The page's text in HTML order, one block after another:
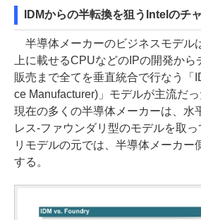
IDMからの半転換を狙うIntelのチ
半導体メーカーのビジネスモデル
上に載せるCPUなどのIPの開発から
販売まで全てを垂直統合で行なう「
ce Manufacturer)」モデルが主流だっ
現在の多くの半導体メーカーは、水
レス-ファウンダリ型のモデルを取
リモデルの元では、半導体メーカー
する。